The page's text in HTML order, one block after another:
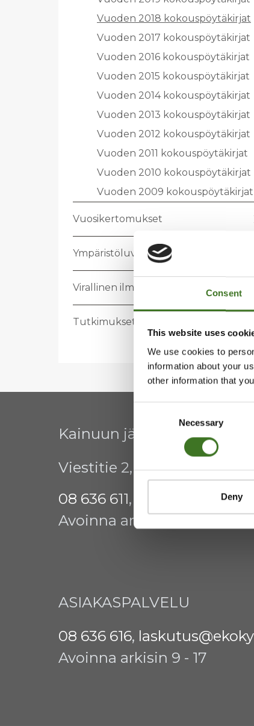
Consent
This website uses
We use cookies to
information about your
other information that
Necessary
Deny
Vuo­den 2018 ko­kous­pöy­tä­kir­jat
Vuo­den 2017 ko­kous­pöy­tä­kir­jat
Vuo­den 2016 ko­kous­pöy­tä­kir­jat
Vuo­den 2015 ko­kous­pöy­tä­kir­jat
Vuo­den 2014 ko­kous­pöy­tä­kir­jat
Vuo­den 2013 ko­kous­pöy­tä­kir­jat
Vuo­den 2012 ko­kous­pöy­tä­kir­jat
Vuo­den 2011 ko­kous­pöy­tä­kir­jat
Vuo­den 2010 ko­kous­pöy­tä­kir­jat
Vuo­den 2009 ko­kous­pöy­tä­kir­jat
Vuo­si­ker­to­muk­set
Ym­pä­ris­tö­lu­vat
Vi­ral­li­nen il­moi­tus­tau­lu
Tut­ki­muk­set ja ra­por­tit
Kainuun jätehuollon
Viestitie 2, 87700 Kajaani
08 636 611,
Avoinna arkisin 9 - 15
ASIAKASPALVELU
08 636 616,
Avoinna arkisin 9 - 17